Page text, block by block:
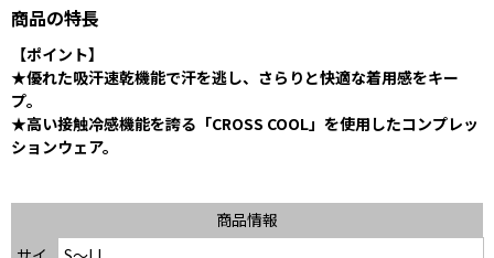
商品の特長
【ポイント】
★優れた吸汗速乾機能で汗を逃し、さらりと快適な着用感をキー
プ。
★高い接触冷感機能を誇る「CROSS COOL」を使用したコンプレッ
ションウェア。
商品情報